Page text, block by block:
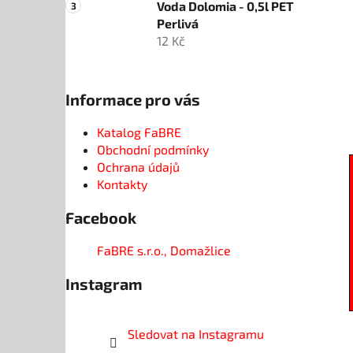
Voda Dolomia - 0,5l PET
Perlivá
12 Kč
Informace pro vás
Katalog FaBRE
Obchodní podmínky
Ochrana údajů
Kontakty
Facebook
FaBRE s.r.o., Domažlice
Instagram
Sledovat na Instagramu